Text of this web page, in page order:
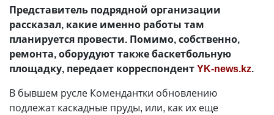
Представитель подрядной организации
рассказал, какие именно работы там
планируется провести. Помимо, собственно,
ремонта, оборудуют также баскетбольную
площадку, передает корреспондентYK-news.kz.
В бывшем русле Комендантки обновлению
подлежат каскадные пруды, или, как их еще